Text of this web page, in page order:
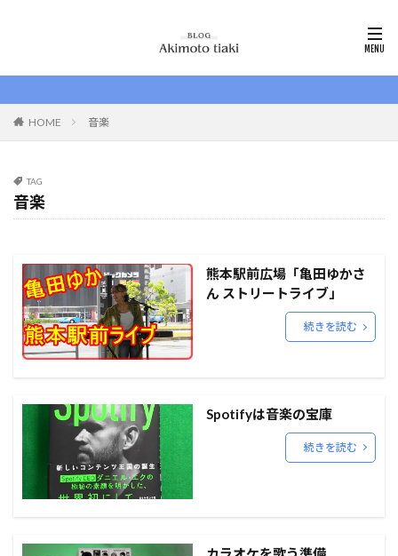
HOME 音楽
TAG
音楽
熊本駅前広場「亀田ゆかさ
ん ストリートライブ」
続きを読む
Spotifyは音楽の宝庫
続きを読む